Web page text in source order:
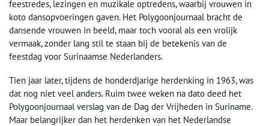
feestredes, lezingen en muzikale optredens, waarbij vrouwen in
koto dansopvoeringen gaven. Het Polygoonjournaal bracht de
dansende vrouwen in beeld, maar toch vooral als een vrolijk
vermaak, zonder lang stil te staan bij de betekenis van de
feestdag voor Surinaamse Nederlanders.
Tien jaar later, tijdens de honderdjarige herdenking in 1963, was
dat nog niet veel anders. Ruim twee weken na dato deed het
Polygoonjournaal verslag van de Dag der Vrijheden in Suriname.
Maar belangrijker dan het herdenken van het Nederlandse